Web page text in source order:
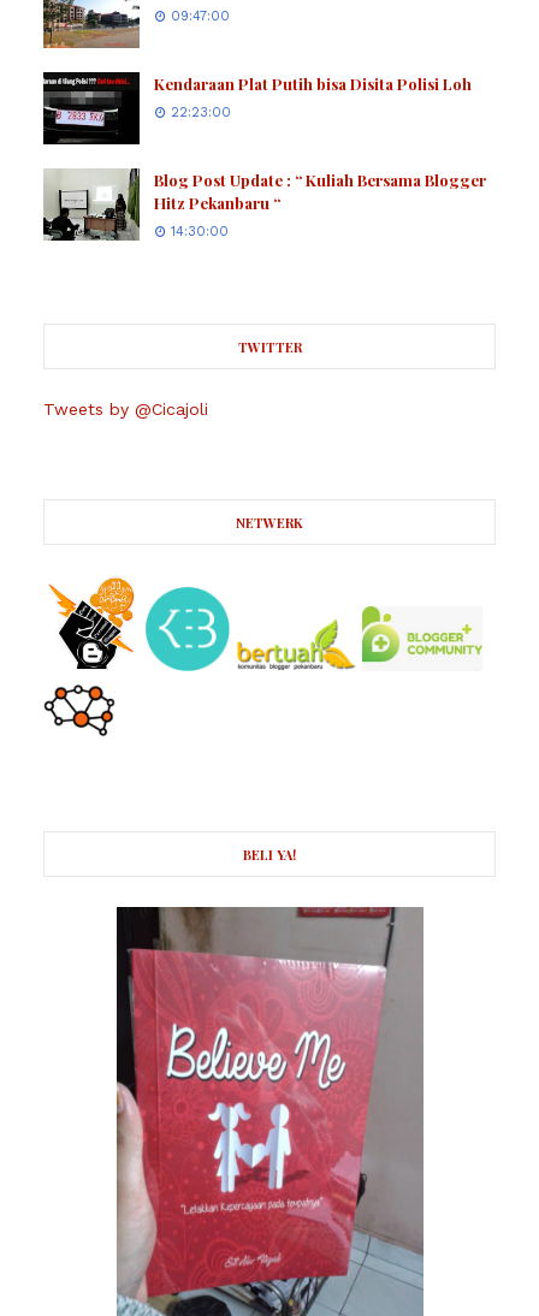
09:47:00
Kendaraan Plat Putih bisa Disita Polisi Loh
22:23:00
Blog Post Update : “ Kuliah Bersama Blogger
Hitz Pekanbaru “
14:30:00
TWITTER
Tweets by @Cicajoli
NETWERK
BELI YA!